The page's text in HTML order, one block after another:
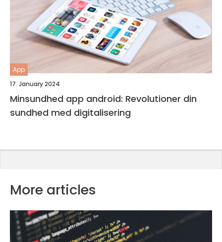
App
17. January 2024
Minsundhed app android: Revolutioner din
sundhed med digitalisering
More articles